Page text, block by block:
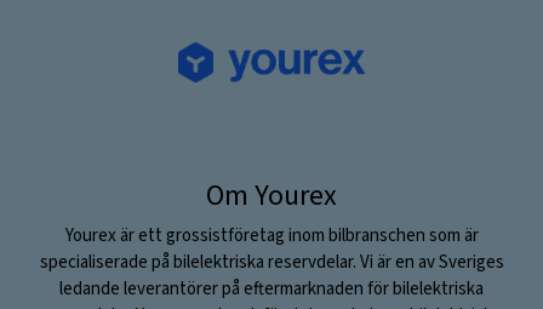
Om Yourex
Yourex är ett grossistföretag inom bilbranschen som är
specialiserade på bilelektriska reservdelar. Vi är en av Sveriges
ledande leverantörer på eftermarknaden för bilelektriska